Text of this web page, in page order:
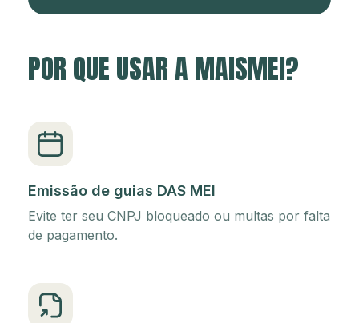
POR QUE USAR A MAISMEI?
Emissão de guias DAS MEI
Evite ter seu CNPJ bloqueado ou multas por falta
de pagamento.